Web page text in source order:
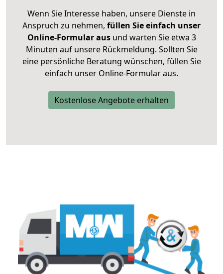
Wenn Sie Interesse haben, unsere Dienste in
Anspruch zu nehmen, füllen Sie einfach unser
Online-Formular ausund warten Sie etwa 3
Minuten auf unsere Rückmeldung. Sollten Sie
eine persönliche Beratung wünschen, füllen Sie
einfach unser Online-Formular aus.
Kostenlose Angebote erhalten